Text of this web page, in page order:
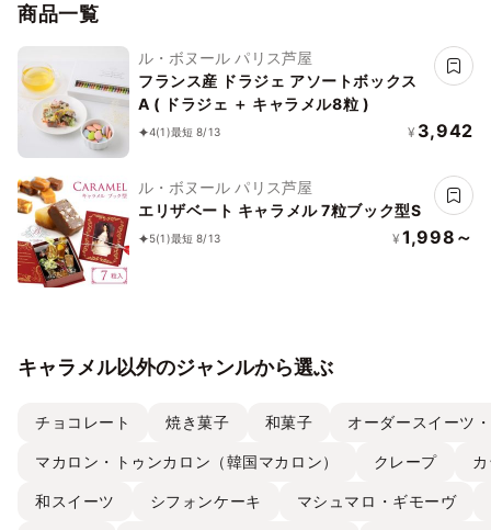
商品一覧
ル・ボヌール パリス芦屋
フランス産 ドラジェ アソートボックス
A ( ドラジェ ＋ キャラメル8粒 )
4(1)最短 8/13 ¥ 3,942
ル・ボヌール パリス芦屋
エリザベート キャラメル 7粒ブック型S
5(1)最短 8/13 ¥ 1,998～
キャラメル以外のジャンルから選ぶ
チョコレート 焼き菓子 和菓子 オーダースイーツ
マカロン・トゥンカロン（韓国マカロン） クレープ
和スイーツ シフォンケーキ マシュマロ・ギモーヴ